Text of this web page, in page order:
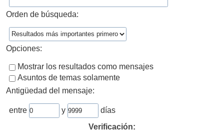
Orden de búsqueda:
Opciones:
Mostrar los resultados como mensajes
Asuntos de temas solamente
Antigüedad del mensaje:
entre y
días
Verificación: